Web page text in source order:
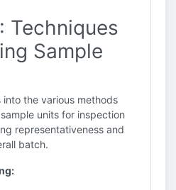
Techniques
Sample
the various methods
units for inspection
representativeness and
batch.